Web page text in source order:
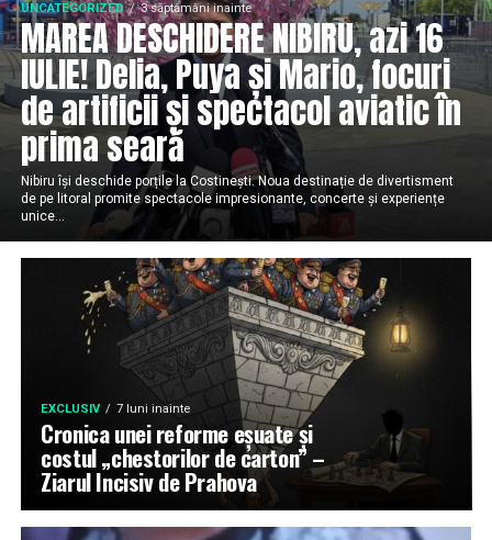
UNCATEGORIZED 3 săptămâni inainte
MAREA DESCHIDERE NIBIRU, azi 16
IULIE! Delia, Puya și Mario, focuri
de artificii și spectacol aviatic în
prima seară
Nibiru își deschide porțile la Costinești. Noua destinație de divertisment
de pe litoral promite spectacole impresionante, concerte și experiențe
unice...
EXCLUSIV 7 luni inainte
Cronica unei reforme eșuate și
costul „chestorilor de carton” –
Ziarul Incisiv de Prahova